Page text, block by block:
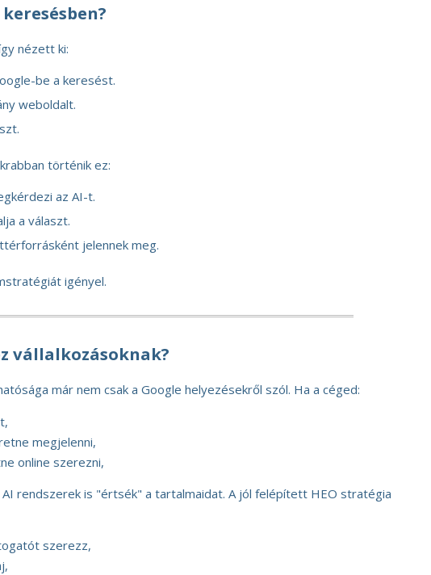
nézett ki:
be a keresést.
weboldalt.
történik ez:
az AI-t.
a választ.
jelennek meg.
igényel.
vállalkozásoknak?
már nem csak a Google helyezésekről szól. Ha a céged:
megjelenni,
online szerezni,
rendszerek is "értsék" a tartalmaidat. A jól felépített HEO stratégia
szerezz,